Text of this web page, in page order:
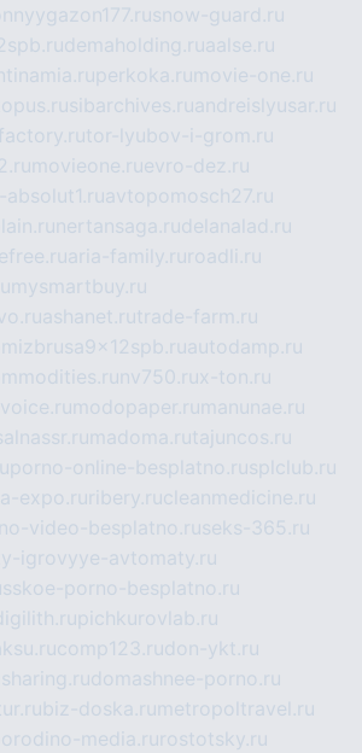
snow-guard.ru
demaholding.ruaalse.ru
perkoka.ru movie-one.ru
sibarchives.ruandreislyusar.ru
tor-lyubov-i-grom.ru
movieone.ruevro-dez.ru
absolut1.ruavtopomosch27.ru
nertansaga.rudelanalad.ru
aria-family.ru roadli.ru
mysmartbuy.ru
ashanet.rutrade-farm.ru
autodamp.ru
nv750.rux-ton.ru
modopaper.ru manunae.ru
madoma.rutajuncos.ru
porno-online-besplatno.rusplclub.ru
expo.ru ribery.rucleanmedicine.ru
video-besplatno.ruseks-365.ru
igrovyye-avtomaty.ru
porno-besplatno.ru
pichkurovlab.ru
comp123.rudon-ykt.ru
domashnee-porno.ru
biz-doska.ru metropoltravel.ru
media.ru rostotsky.ru